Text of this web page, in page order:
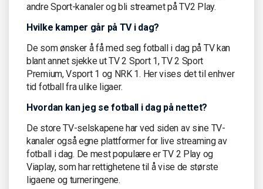
andre Sport-kanaler og bli streamet på TV2 Play.
Hvilke kamper går på TV i dag?
De som ønsker å få med seg fotball i dag på TV kan
blant annet sjekke ut TV 2 Sport 1, TV 2 Sport
Premium, Vsport 1 og NRK 1. Her vises det til enhver
tid fotball fra ulike ligaer.
Hvordan kan jeg se fotball i dag på nettet?
De store TV-selskapene har ved siden av sine TV-
kanaler også egne plattformer for live streaming av
fotball i dag. De mest populære er TV 2 Play og
Viaplay, som har rettighetene til å vise de største
ligaene og turneringene.